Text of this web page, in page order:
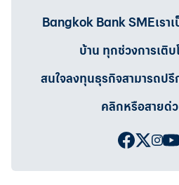
Bangkok Bank SMEเรา
บ้าน ทุกช่วงการเติ
สนใจลงทุนธุรกิจสามารถปรึ
คลิกหรือสายด่